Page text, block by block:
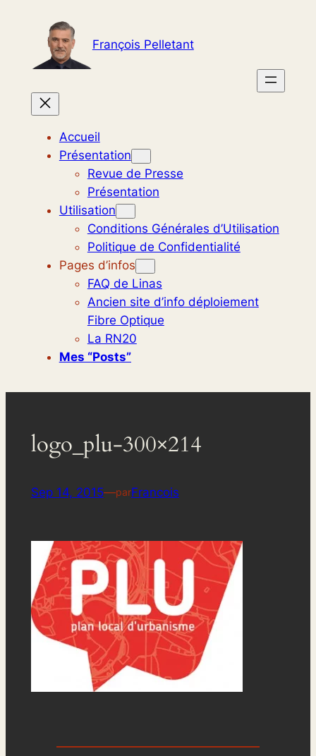
contenu
François Pelletant
Accueil
Présentation
Revue de Presse
Présentation
Utilisation
Conditions Générales d’Utilisation
Politique de Confidentialité
Pages d’infos
FAQ de Linas
Ancien site d’info déploiement
Fibre Optique
La RN20
Mes “posts”
logo_plu-300×214
Sep 14, 2015—parFrancois